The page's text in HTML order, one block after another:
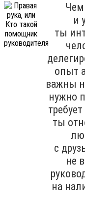
Чем
и
ты
опыт
важны
нужно
ты
с
не
на